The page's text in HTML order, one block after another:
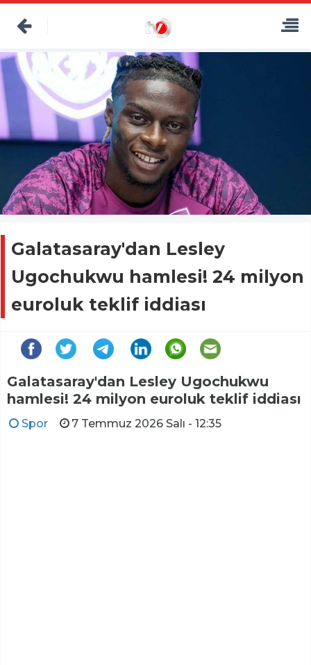
Galatasaray'dan Lesley
Ugochukwu hamlesi! 24 milyon
euroluk teklif iddiası
Galatasaray'dan Lesley Ugochukwu
hamlesi! 24 milyon euroluk teklif iddiası
Spor 7 Temmuz 2026 Salı - 12:35